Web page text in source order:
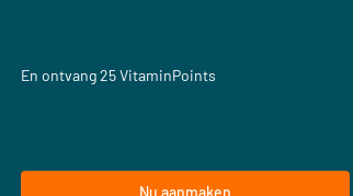
En ontvang 25 VitaminPoints
Nu aanmaken